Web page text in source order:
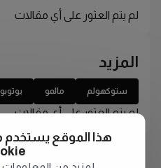
لم يتم العثور على أي مقالات
المزيد
ستوكهولم مالمو
لم يتم العثور على أي مقالات
هذا الموقع يستخدم